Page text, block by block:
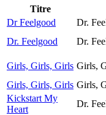
Titre
Dr Feelgood
Dr.
Dr. Feelgood
Dr.
Girls, Girls, Girls Girls,
Girls, Girls, Girls Girls,
Kickstart My
Heart
Dr.